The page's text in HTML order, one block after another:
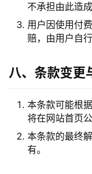
不承担由此造
用户因使用付
赔，由用户自
八、条款变更
本条款可能根
将在网站首页
本条款的最终
有。